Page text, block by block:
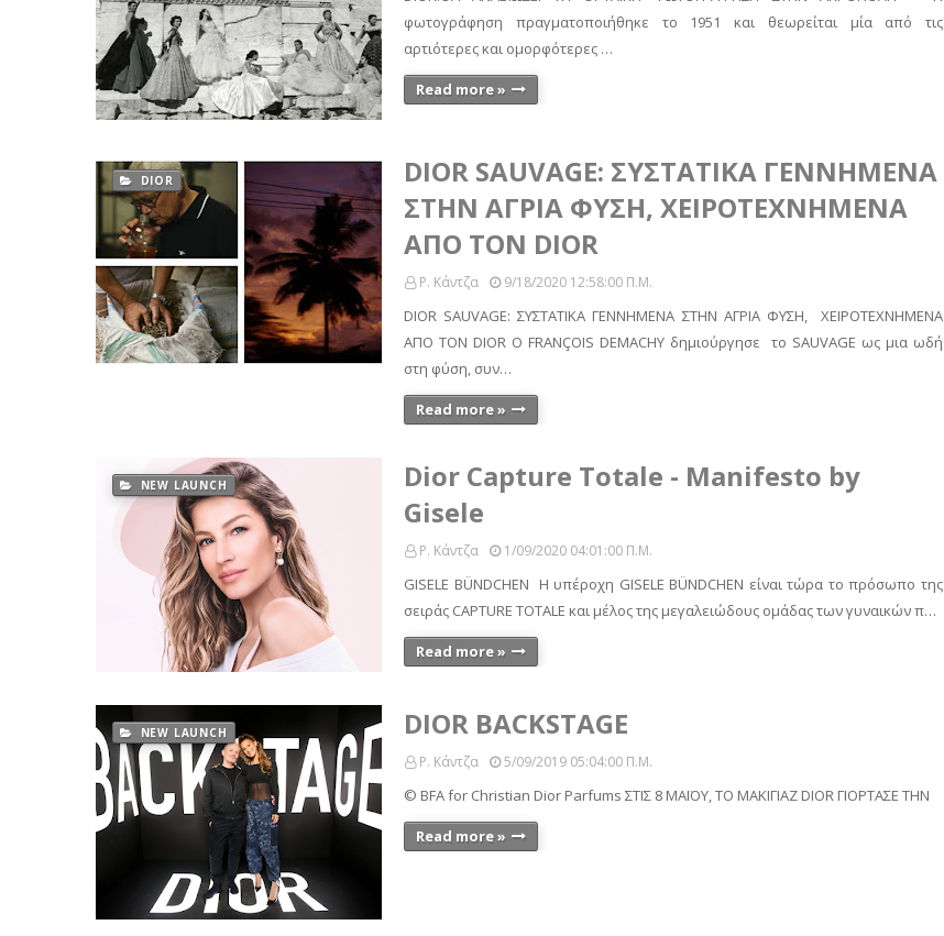
φωτογράφηση πραγματοποιήθηκε το 1951 και θεωρείται μία από τις
αρτιότερες και ομορφότερες …
Read more »
DIOR
DIOR SAUVAGE: ΣΥΣΤΑΤΙΚΑ ΓΕΝΝΗΜΕΝΑ
ΣΤΗΝ ΑΓΡΙΑ ΦΥΣΗ, ΧΕΙΡΟΤΕΧΝΗΜΕΝΑ
ΑΠΟ ΤΟΝ DIOR
Ρ. Κάντζα 9/18/2020 12:58:00 Π.μ.
DIOR SAUVAGE: ΣΥΣΤΑΤΙΚΑ ΓΕΝΝΗΜΕΝΑ ΣΤΗΝ ΑΓΡΙΑ ΦΥΣΗ, ΧΕΙΡΟΤΕΧΝΗΜΕΝΑ
ΑΠΟ ΤΟΝ DIOR Ο FRANÇOIS DEMACHY δημιούργησε το SAUVAGE ως μια ωδή
στη φύση, συν…
Read more »
NEW LAUNCH
Dior Capture Totale - Manifesto by
Gisele
Ρ. Κάντζα 1/09/2020 04:01:00 Π.μ.
GISELE BÜNDCHEN Η υπέροχη GISELE BÜNDCHEN είναι τώρα το πρόσωπο της
σειράς CAPTURE TOTALE και μέλος της μεγαλειώδους ομάδας των γυναικών π…
Read more »
NEW LAUNCH DIOR BACKSTAGE
Ρ. Κάντζα 5/09/2019 05:04:00 Π.μ.
© BFA for Christian Dior Parfums ΣΤΙΣ 8 ΜΑΪΟΥ, ΤΟ ΜΑΚΙΓΙΑΖ DIOR ΓΙΟΡΤΑΣΕ ΤΗΝ
Read more »